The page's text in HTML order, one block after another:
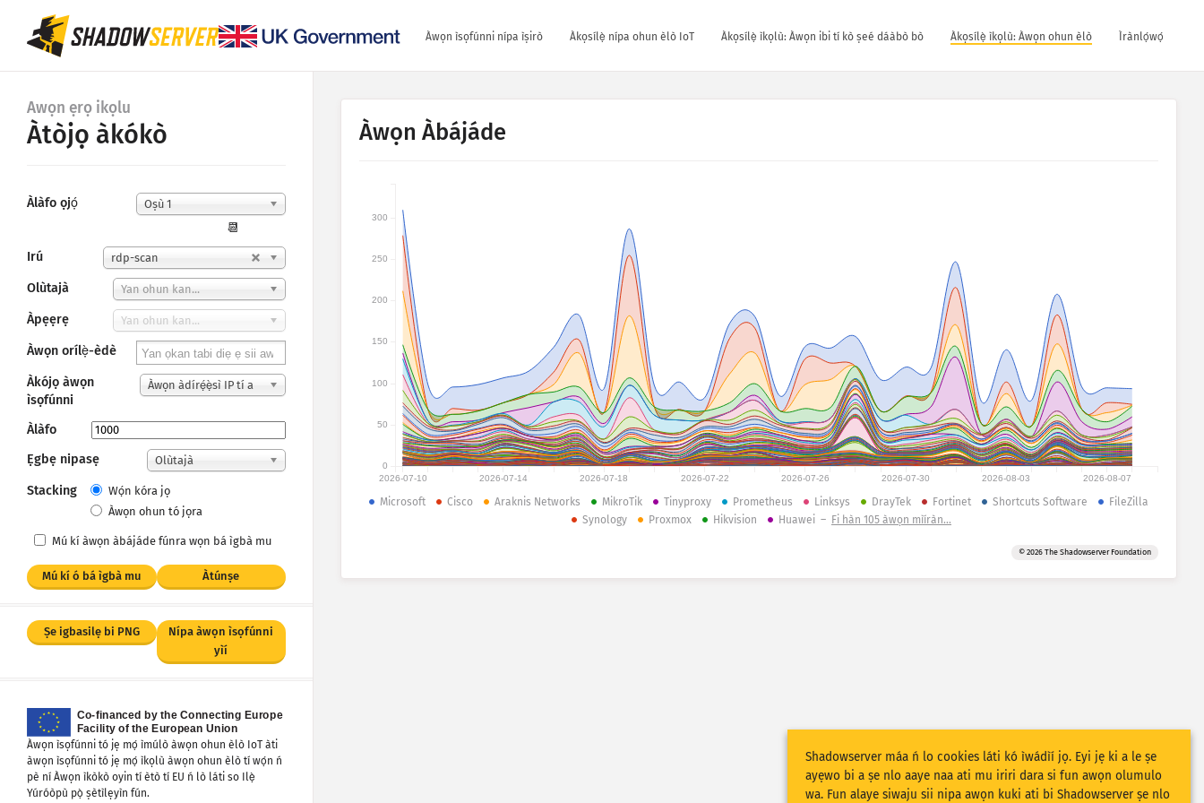
Àwọn ìsọfúnni nípa ìṣirò Àkọsílẹ̀ nípa ohun èlò IoT Àkọsílẹ̀ ìkọlù: Àwọn ibi tí kò ṣeé dáàbò bò Àkọsílẹ̀ ìkọlù: Àwọn ohun èlò Ìrànlọ́wọ́
Awọn ẹrọ ikọlu
Àtòjọ àkókò
Àlàfo ọjọ́ Oṣù 1
📆
Irú
rdp-scan
Olùtajà Yan ohun kan...
Àpẹẹrẹ Yan ohun kan...
Àwọn orílẹ̀-èdè
Àkójọ àwọn
ìsọfúnni
Àwọn àdírẹ́ẹ̀sì IP tí a
Àlàfo
Ẹgbẹ nipasẹ
Olùtajà
Stacking
Wọ́n kóra jọ
Àwọn ohun tó jọra
Mú kí àwọn àbájáde fúnra wọn bá ìgbà mu
Mú kí ó bá ìgbà mu Àtúnṣe
Ṣe igbasilẹ bi PNG
Nípa àwọn ìsọfúnni
yìí
Àwọn ìsọfúnni tó jẹ mọ́ ìmúlò àwọn ohun èlò IoT àti
àwọn ìsọfúnni tó jẹ mọ́ ìkọlù àwọn ohun èlò tí wọ́n ń
pè ní Àwọn ìkòkò oyin tí ètò tí EU ń lò láti so Ilẹ̀
Yúróòpù pọ̀ ṣètìlẹyìn fún.
Àwọn Àbájáde
2026-07-10 2026-07-14 2026-07-18 2026-07-22 2026-07-26 2026-07-30 2026-08-03 2026-08-07
0
50
100
150
200
250
300
Microsoft Cisco Araknis Networks MikroTik Tinyproxy Prometheus Linksys DrayTek Fortinet Shortcuts Software
FileZilla
Synology
Proxmox Hikvision Huawei – Fi hàn 105 àwọn mìíràn…
© 2026 The Shadowserver Foundation
Shadowserver máa ń lo cookies láti kó ìwádìí jọ. Eyi jẹ ki a le ṣe
ayẹwo bi a ṣe nlo aaye naa ati mu iriri dara si fun awọn olumulo
wa. Fun alaye siwaju sii nipa awọn kuki ati bi Shadowserver ṣe nlo